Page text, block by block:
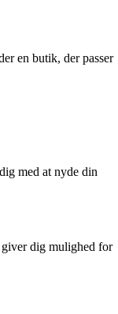
en butik, der passer
med at nyde din
giver dig mulighed for